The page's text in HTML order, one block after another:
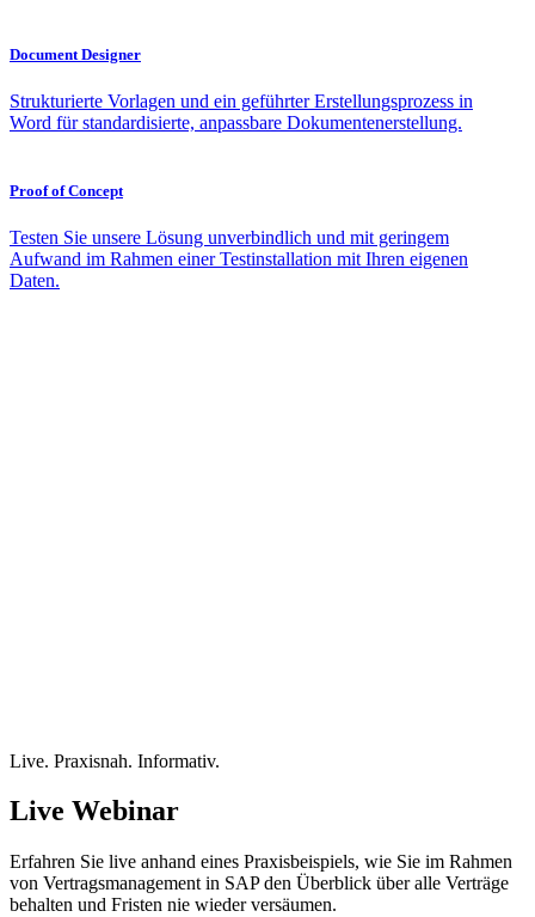
Document Designer
Strukturierte Vorlagen und ein geführter Erstellungsprozess in
Word für standardisierte, anpassbare Dokumentenerstellung.
Proof of Concept
Testen Sie unsere Lösung unverbindlich und mit geringem
Aufwand im Rahmen einer Testinstallation mit Ihren eigenen
Daten.
Live. Praxisnah. Informativ.
Live Webinar
Erfahren Sie live anhand eines Praxisbeispiels, wie Sie im Rahmen
von Vertragsmanagement in SAP den Überblick über alle Verträge
behalten und Fristen nie wieder versäumen.